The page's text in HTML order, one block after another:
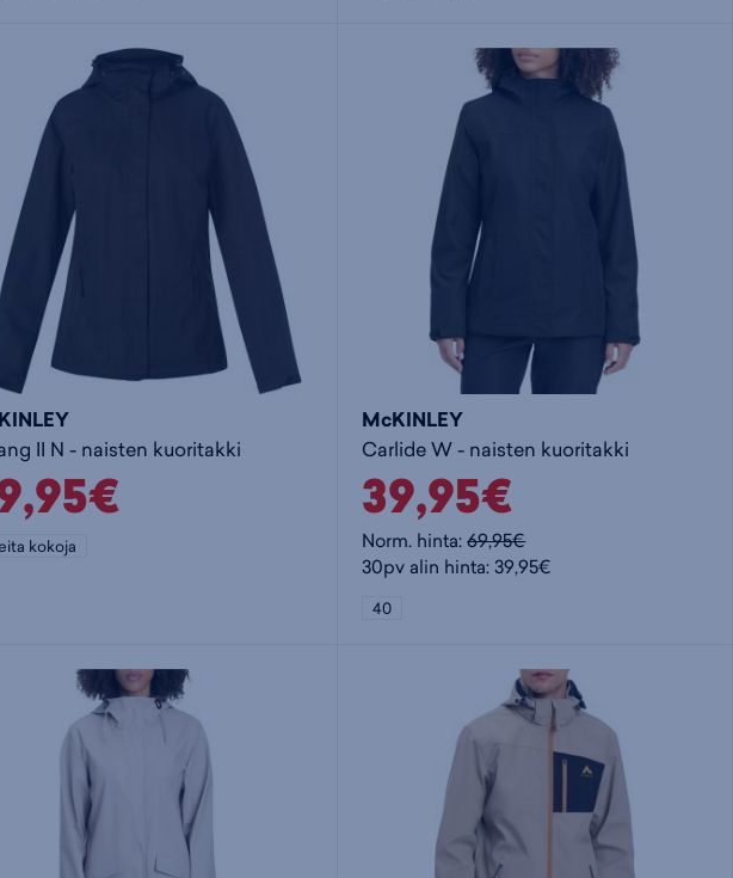
is s
II N - naisten kuoritakki
kokoja
McKINLEY
Carlide W - naisten kuoritakki
39,95€
Norm. hinta:69,95€
30pv alin hinta: 39,95€
40